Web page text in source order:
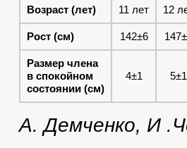
Возраст (лет) 11 лет 12
Рост (см) 142±6
Размер члена
в спокойном
состоянии (см)
4±1 5±1
А. Демченко, И